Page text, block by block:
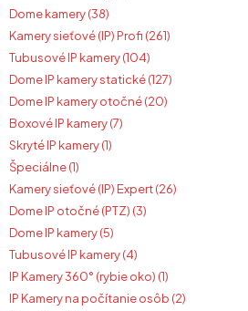
Dome kamery (38)
Kamery sieťové (IP) Profi (261)
Tubusové IP kamery (104)
Dome IP kamery statické (127)
Dome IP kamery otočné (20)
Boxové IP kamery (7)
Skryté IP kamery (1)
Špeciálne (1)
Kamery sieťové (IP) Expert (26)
Dome IP otočné (PTZ) (3)
Dome IP kamery (5)
Tubusové IP kamery (4)
IP Kamery 360° (rybie oko) (1)
IP Kamery na počítanie osôb (2)